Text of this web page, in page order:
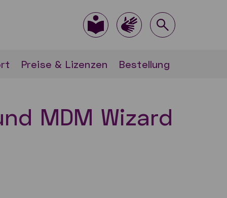
Preise & Lizenzen Bestellung
MDM Wizard